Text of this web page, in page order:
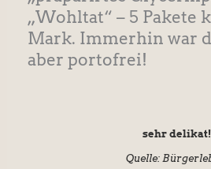
„Wohltat“ – 5 Pakete
Mark. Immerhin war
aber portofrei!
sehr delikat!
Quelle: